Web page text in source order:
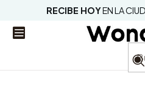
RECIBE HOYEN LA